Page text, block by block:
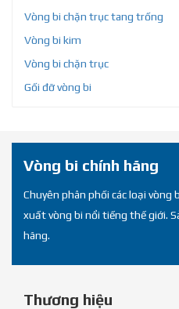
Vòng bi chặn trục tang trống
Vòng bi kim
Vòng bi chặn trục
Gối đỡ vòng bi
Vòng bi chính hãng
Chuyên phân phối các loại vòng
xuất vòng bi nổi tiếng thế giới.
hãng.
Thương hiệu